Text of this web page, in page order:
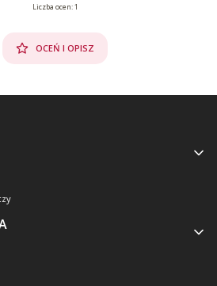
Liczba ocen: 1
OCEŃ I OPISZ